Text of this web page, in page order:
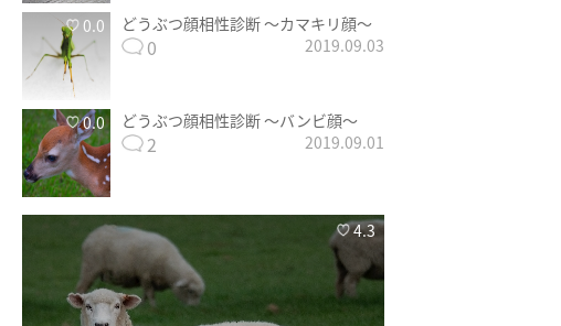
0.0 どうぶつ顔相性診断 〜カマキリ顔〜
0 2019.09.03
0.0 どうぶつ顔相性診断 〜バンビ顔〜
2 2019.09.01
4.3